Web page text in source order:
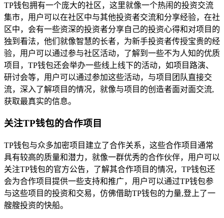
TP钱包拥有一个庞大的社区，这里就像一个热闹的投资交流
集市，用户可以在社区中与其他投资者交流和分享经验，在社
区中，会有一些资深的投资者分享自己的投资心得和对项目的
独到看法，他们就像智慧的长者，为新手投资者传授宝贵的经
验，用户可以通过参与社区活动，了解到一些不为人知的优质
项目，TP钱包还会举办一些线上线下的活动，如项目路演、
研讨会等，用户可以通过参加这些活动，与项目团队直接交
流，深入了解项目的情况，就像与项目的创造者面对面交流,
获取最真实的信息。
关注TP钱包的合作项目
TP钱包与众多加密项目建立了合作关系，这些合作项目通常
具有较高的质量和潜力，就像一群优秀的合作伙伴，用户可以
关注TP钱包的官方公告，了解其合作项目的情况，TP钱包还
会为合作项目提供一些支持和推广，用户可以通过TP钱包参
与这些项目的投资和交易，仿佛借助TP钱包的力量,登上了一
艘艘投资的快船。